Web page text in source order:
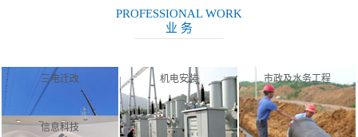
PROFESSIONAL WORK
业 务
三电迁改 机电安装 市政及水务工程
信息科技